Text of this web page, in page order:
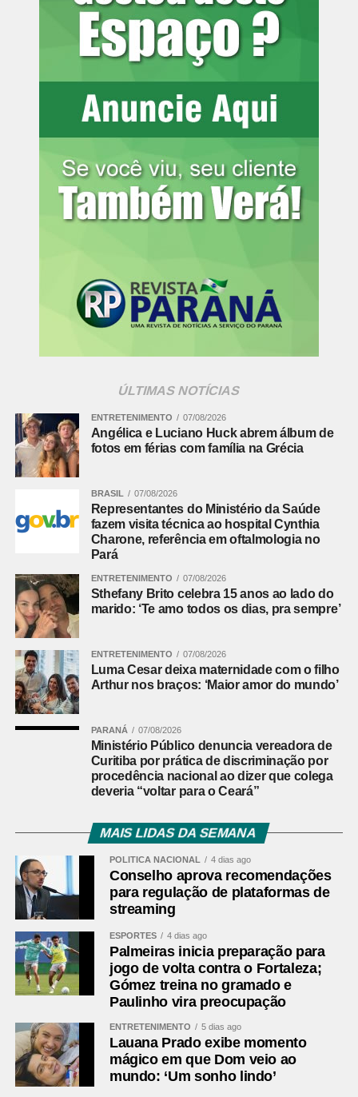
emendas parlamentares, que serão avaliadas pelos
deputados nas próximas semanas. Entre os principais
objetivos da proposta está a criação de um marco
regulatório estadual para o licenciamento ambiental.
Atualmente, o tema é regido por um emaranhado de
decretos, portarias e resoluções, o que, segundo o
governo estadual, gera insegurança jurídica tanto para
investidores quanto para técnicos responsáveis pela
emissão de licenças.
Outro ponto destacado pela PGE é o impacto positivo
esperado com a modernização das normas ambientais. A
sustentável no Paraná. A proposta é apresentada como
uma tentativa de equilibrar a preservação ambiental com
a atração de novos empreendimentos, fator crucial para o
As discussões em torno do projeto ocorrem em um
órgãos federais e ambientalistas, com a busca por
consenso sendo um desafio central nas próximas etapas
da tramitação.
Comentários Facebook
ÚLTIMAS NOTÍCIAS
ENTRETENIMENTO 07/08/2026
Angélica e Luciano Huck abrem álbum de
fotos em férias com família na Grécia
BRASIL 07/08/2026
Representantes do Ministério da Saúde
fazem visita técnica ao hospital Cynthia
Charone, referência em oftalmologia no
Pará
ENTRETENIMENTO 07/08/2026
Sthefany Brito celebra 15 anos ao lado do
marido: ‘Te amo todos os dias, pra sempre’
ENTRETENIMENTO 07/08/2026
Luma Cesar deixa maternidade com o filho
Arthur nos braços: ‘Maior amor do mundo’
PARANÁ 07/08/2026
Ministério Público denuncia vereadora de
Curitiba por prática de discriminação por
procedência nacional ao dizer que colega
deveria “voltar para o Ceará”
MAIS LIDAS DA SEMANA
POLÍTICA NACIONAL 4 dias ago
Conselho aprova recomendações
para regulação de plataformas de
streaming
ESPORTES 4 dias ago
Palmeiras inicia preparação para
jogo de volta contra o Fortaleza;
Gómez treina no gramado e
Paulinho vira preocupação
ENTRETENIMENTO 5 dias ago
Lauana Prado exibe momento
mágico em que Dom veio ao
mundo: ‘Um sonho lindo’